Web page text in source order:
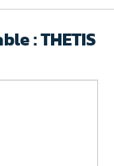
: THETIS